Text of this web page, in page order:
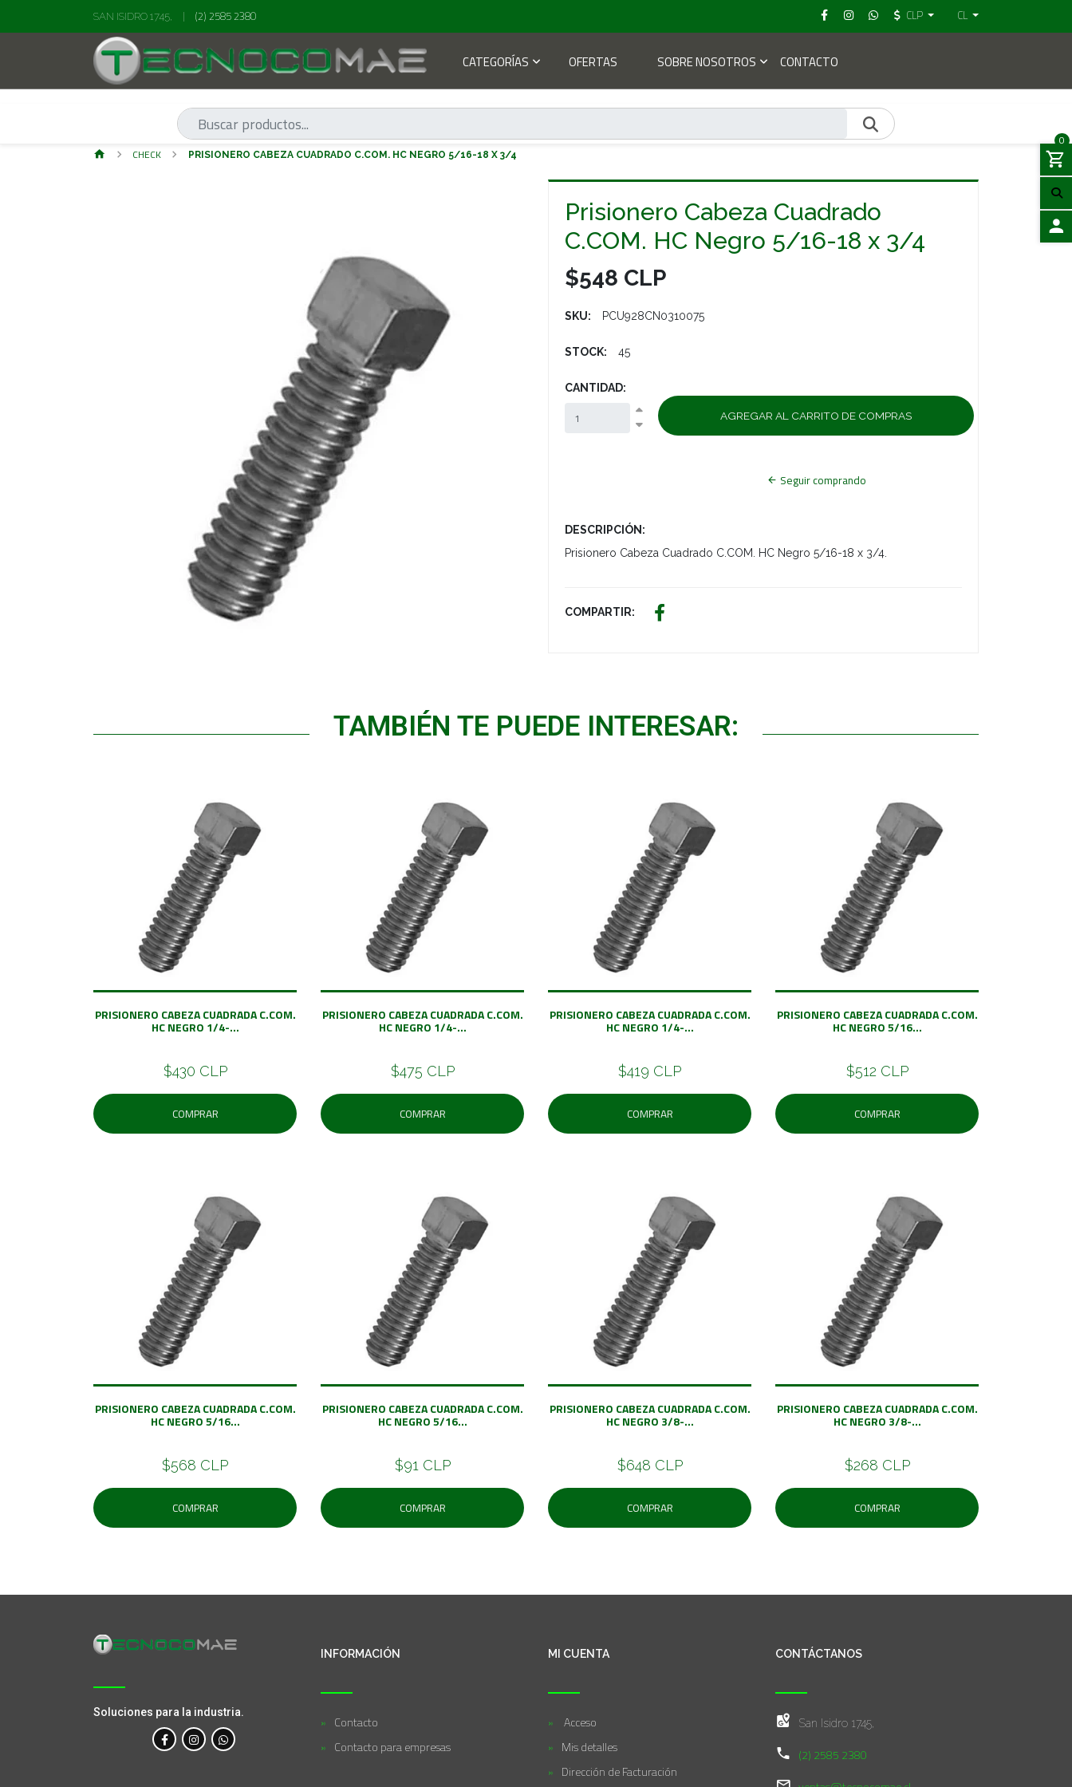
SAN ISIDRO 1745, (2) 2585 2380 CLP CL
CATEGORÍAS OFERTAS SOBRE NOSOTROS CONTACTO
0
CHECK PRISIONERO CABEZA CUADRADO C.COM. HC NEGRO 5/16-18 X 3/4
Prisionero Cabeza Cuadrado
C.COM. HC Negro 5/16-18 x 3/4
$548 CLP
SKU: PCU928CN0310075
STOCK: 45
CANTIDAD:
Seguir comprando
DESCRIPCIÓN:
Prisionero Cabeza Cuadrado C.COM. HC Negro 5/16-18 x 3/4.
COMPARTIR:
TAMBIÉN TE PUEDE INTERESAR:
PRISIONERO CABEZA CUADRADA C.COM.
HC NEGRO 1/4-...
$430 CLP
COMPRAR
PRISIONERO CABEZA CUADRADA C.COM.
HC NEGRO 1/4-...
$475 CLP
COMPRAR
PRISIONERO CABEZA CUADRADA C.COM.
HC NEGRO 1/4-...
$419 CLP
COMPRAR
PRISIONERO CABEZA CUADRADA C.COM.
HC NEGRO 5/16...
$512 CLP
COMPRAR
PRISIONERO CABEZA CUADRADA C.COM.
HC NEGRO 5/16...
$568 CLP
COMPRAR
PRISIONERO CABEZA CUADRADA C.COM.
HC NEGRO 5/16...
$91 CLP
COMPRAR
PRISIONERO CABEZA CUADRADA C.COM.
HC NEGRO 3/8-...
$648 CLP
COMPRAR
PRISIONERO CABEZA CUADRADA C.COM.
HC NEGRO 3/8-...
$268 CLP
COMPRAR
Soluciones para la industria.
INFORMACIÓN
Contacto
Contacto para empresas
MI CUENTA
Acceso
Mis detalles
Dirección de Facturación
CONTÁCTANOS
San Isidro 1745,
(2) 2585 2380